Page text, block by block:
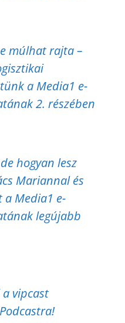
múlhat rajta –
a Media1 e-
2. részében
hogyan lesz
Mariannal és
a Media1 e-
legújabb
vipcast